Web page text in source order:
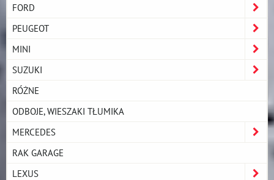
FORD
PEUGEOT
MINI
SUZUKI
RÓŻNE
ODBOJE, WIESZAKI TŁUMIKA
MERCEDES
RAK GARAGE
LEXUS